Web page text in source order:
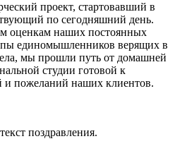
проект, стартовавший в
по сегодняшний день.
оценкам наших постоянных
единомышленников верящих в
мы прошли путь от домашней
студии готовой к
пожеланий наших клиентов.
поздравления.